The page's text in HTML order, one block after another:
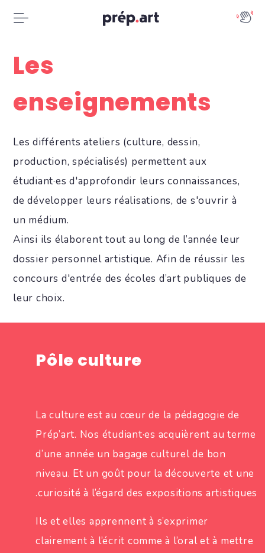
Les
enseignements
Les différents ateliers (culture, dessin,
production, spécialisés) permettent aux
étudiant·es d'approfondir leurs connaissances,
de développer leurs réalisations, de s'ouvrir à
un médium.
Ainsi ils élaborent tout au long de l’année leur
dossier personnel artistique. Afin de réussir les
concours d'entrée des écoles d’art publiques de
leur choix.
Pôle culture
La culture est au cœur de la pédagogie de
Prép’art. Nos étudiant·es acquièrent au terme
d’une année un bagage culturel de bon
niveau. Et un goût pour la découverte et une
curiosité à l’égard des expositions artistiques.
Ils et elles apprennent à s’exprimer
clairement à l’écrit comme à l’oral et à mettre